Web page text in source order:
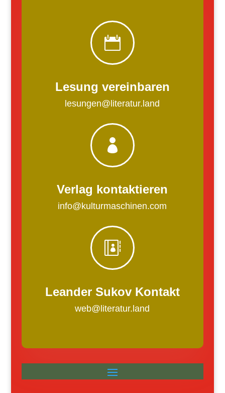

Lesung vereinbaren
lesungen@literatur.land

Verlag kontaktieren
info@kulturmaschinen.com

Leander Sukov Kontakt
web@literatur.land